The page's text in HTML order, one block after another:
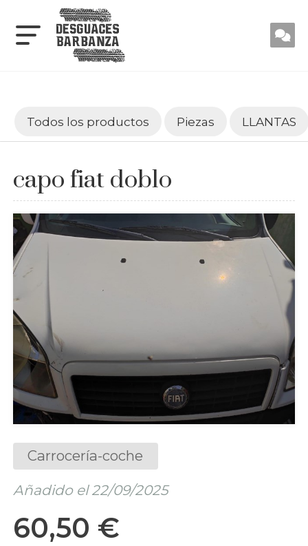
Todos los productos Piezas LLANTAS
capo fiat doblo
Carrocería-coche
Añadido el 22/09/2025
60,50 €